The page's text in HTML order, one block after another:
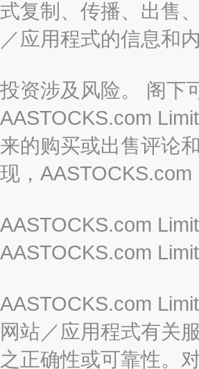
式复制、传播、出售
／应用程式的信息和
投资涉及风险。 阁下
AASTOCKS.com
来的购买或出售评论
现，
AASTOCKS.com
AASTOCKS.com
AASTOCKS.com
网站／应用程式有关
之正确性或可靠性。